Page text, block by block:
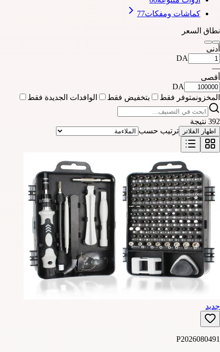
كماشات ومفكات77
نطاق السعر
أدنى
DA
—
أقصى
DA
المخزونمتوفر فقط بتخفيض فقط الوافدات الجديدة فقط
392 نتيجة
اظهار الفلاتر ترتيب حسب
جديد
P2026080491